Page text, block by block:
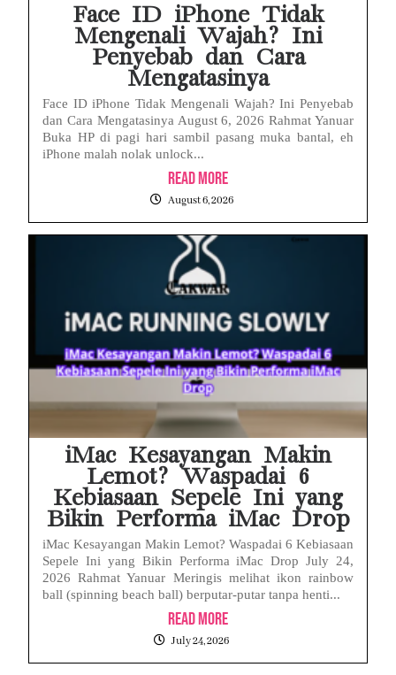
Face ID iPhone Tidak
Mengenali Wajah? Ini
Penyebab dan Cara
Mengatasinya
Face ID iPhone Tidak Mengenali Wajah? Ini Penyebab
dan Cara Mengatasinya August 6, 2026 Rahmat Yanuar
Buka HP di pagi hari sambil pasang muka bantal, eh
iPhone malah nolak unlock...
Read More
August 6, 2026
iMac Kesayangan Makin
Lemot? Waspadai 6
Kebiasaan Sepele Ini yang
Bikin Performa iMac Drop
iMac Kesayangan Makin Lemot? Waspadai 6 Kebiasaan
Sepele Ini yang Bikin Performa iMac Drop July 24,
2026 Rahmat Yanuar Meringis melihat ikon rainbow
ball (spinning beach ball) berputar-putar tanpa henti...
Read More
July 24, 2026